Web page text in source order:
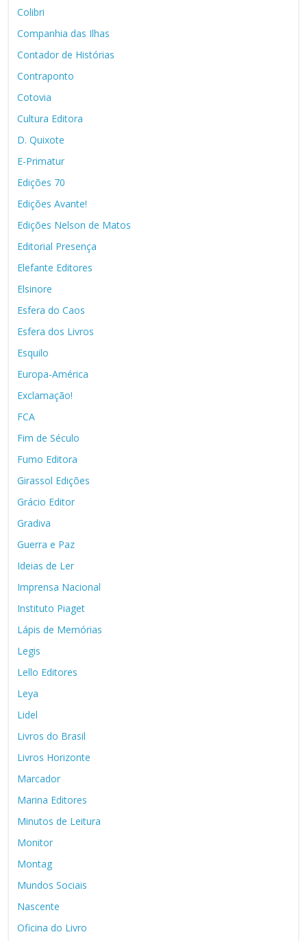
Colibri
Companhia das Ilhas
Contador de Histórias
Contraponto
Cotovia
Cultura Editora
D. Quixote
E-Primatur
Edições 70
Edições Avante!
Edições Nelson de Matos
Editorial Presença
Elefante Editores
Elsinore
Esfera do Caos
Esfera dos Livros
Esquilo
Europa-América
Exclamação!
FCA
Fim de Século
Fumo Editora
Girassol Edições
Grácio Editor
Gradiva
Guerra e Paz
Ideias de Ler
Imprensa Nacional
Instituto Piaget
Lápis de Memórias
Legis
Lello Editores
Leya
Lidel
Livros do Brasil
Livros Horizonte
Marcador
Marina Editores
Minutos de Leitura
Monitor
Montag
Mundos Sociais
Nascente
Oficina do Livro